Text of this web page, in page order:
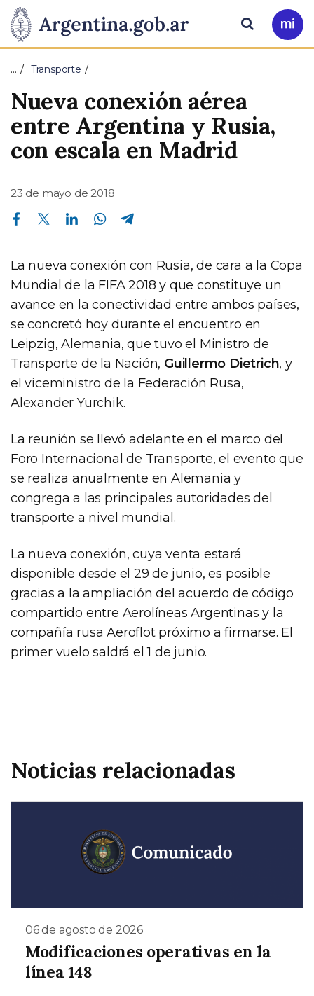
Presidencia
de
la
Nación
Pasar al contenido principal
Ir
a
Buscar
… Transporte
Nueva conexión aérea
entre Argentina y Rusia,
con escala en Madrid
23 de mayo de 2018
Compartir en Facebook Compartir en Twitter Compartir en Linkedin Compartir en Whatsapp
La nueva conexión con Rusia, de cara a la Copa
Mundial de la FIFA 2018 y que constituye un
avance en la conectividad entre ambos países,
se concretó hoy durante el encuentro en
Leipzig, Alemania, que tuvo el Ministro de
Transporte de la Nación, Guillermo Dietrich, y
el viceministro de la Federación Rusa,
Alexander Yurchik.
La reunión se llevó adelante en el marco del
Foro Internacional de Transporte, el evento que
se realiza anualmente en Alemania y
congrega a las principales autoridades del
transporte a nivel mundial.
La nueva conexión, cuya venta estará
disponible desde el 29 de junio, es posible
gracias a la ampliación del acuerdo de código
compartido entre Aerolíneas Argentinas y la
compañía rusa Aeroflot próximo a firmarse. El
primer vuelo saldrá el 1 de junio.
Noticias relacionadas
06 de agosto de 2026
Modificaciones operativas en la
línea 148